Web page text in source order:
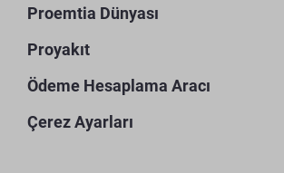
Proemtia Dünyası
Proyakıt
Ödeme Hesaplama Aracı
Çerez Ayarları